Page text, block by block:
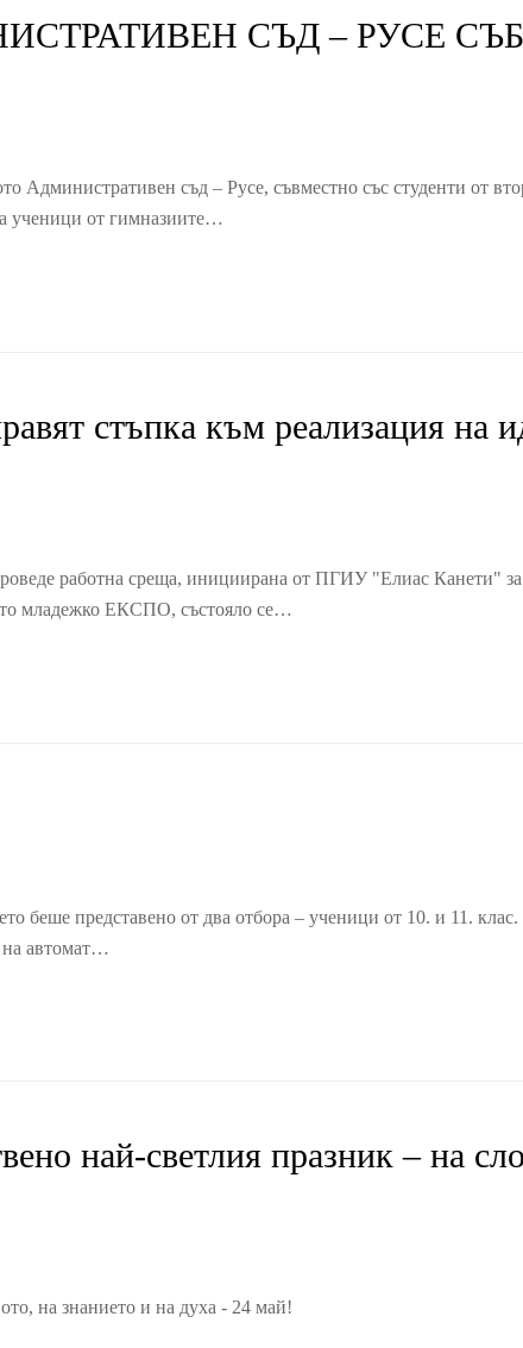
СЪД – РУСЕ
Административен съд – Русе, съвместно със студенти от
ученици от гимназиите…
стъпка към реализация на
работна среща, инициирана от ПГИУ "Елиас Канети"
то младежко ЕКСПО, състояло се…
беше представено от два отбора – ученици от 10. и 11.
на автомат…
най-светлия празник – на
на знанието и на духа - 24 май!